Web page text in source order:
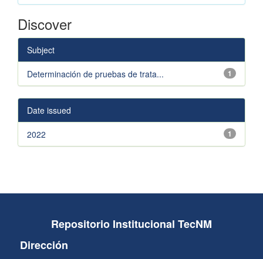
Discover
Subject
1
Determinación de pruebas de trata...
Date issued
1
2022
Repositorio Institucional TecNM
Dirección